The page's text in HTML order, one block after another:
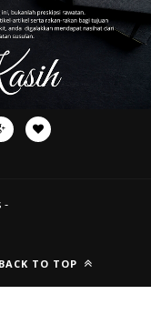
-
BACK TO TOP